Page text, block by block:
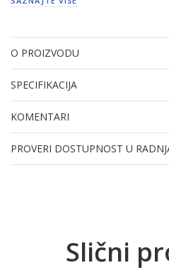
O PROIZVODU
SPECIFIKACIJA
KOMENTARI
PROVERI DOSTUPNOST U
Slični